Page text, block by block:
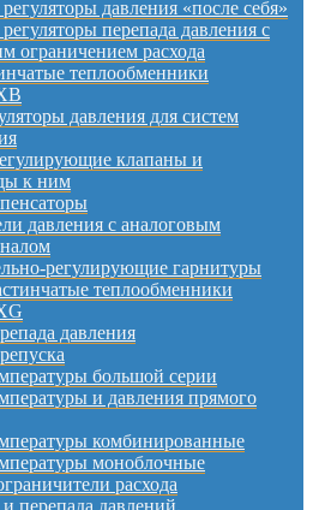
давления «после себя»
перепада давления с
ограничением расхода
теплообменники
давления для систем
клапаны и
к ним
давления с аналоговым
регулирующие гарнитуры
теплообменники
давления
большой серии
и давления прямого
комбинированные
моноблочные
расхода
перепада давлений,